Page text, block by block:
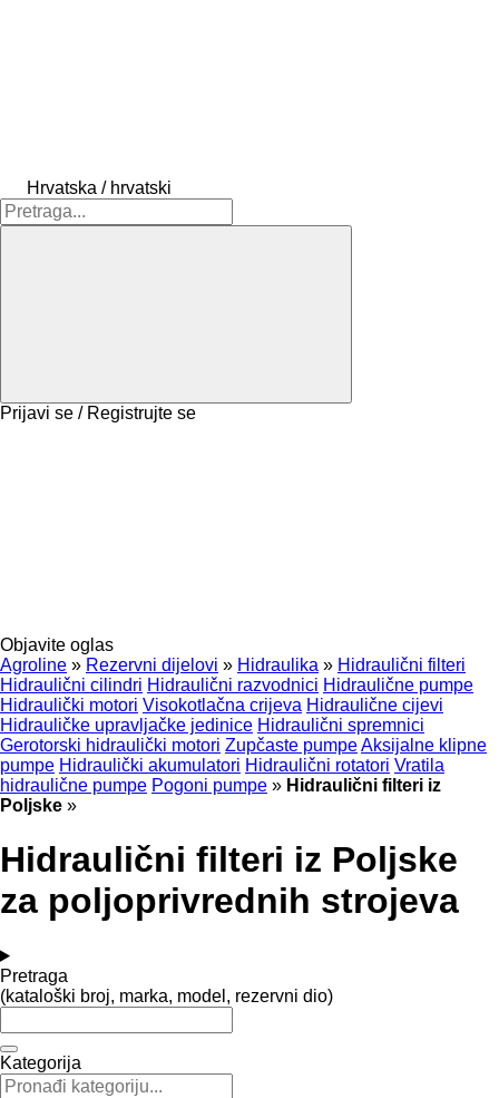
Hrvatska / hrvatski
Prijavi se / Registrujte se
Objavite oglas
Agroline » Rezervni dijelovi » Hidraulika » Hidraulični filteri
Hidraulični cilindri Hidraulični razvodnici Hidraulične pumpe
Hidraulički motori Visokotlačna crijeva Hidraulične cijevi
Hidrauličke upravljačke jedinice Hidraulični spremnici
Gerotorski hidraulički motori Zupčaste pumpeAksijalne klipne
pumpe Hidraulički akumulatori Hidraulični rotatori Vratila
hidraulične pumpe Pogoni pumpe » Hidraulični filteri iz
Poljske »
Hidraulični filteri iz Poljske
za poljoprivrednih strojeva
Pretraga
(kataloški broj, marka, model, rezervni dio)
Kategorija